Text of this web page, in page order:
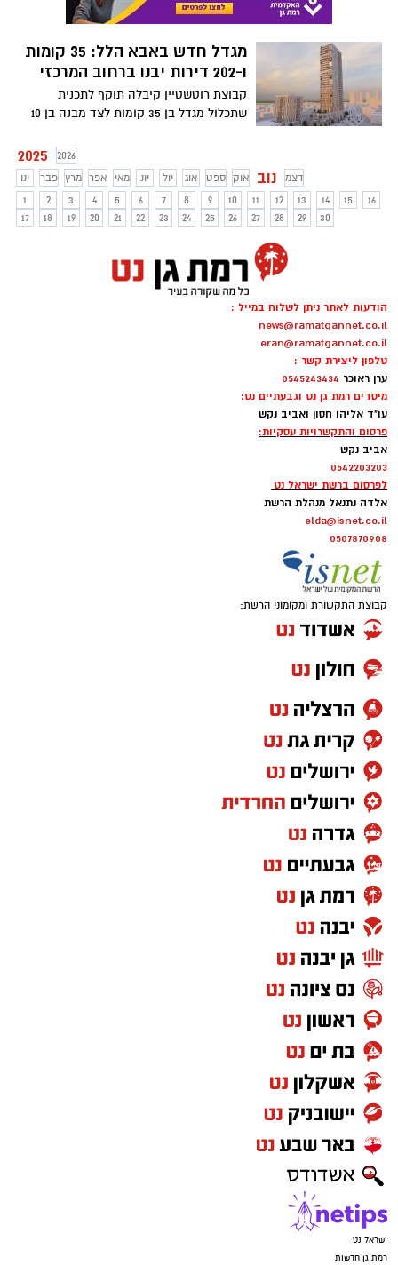
מגדל חדש באבא הלל: 35 קומות
ו-202 דירות יבנו ברחוב המרכזי
קבוצת רוטשטיין קיבלה תוקף לתכנית
שתכלול מגדל בן 35 קומות לצד מבנה בן 10
2025
2026
ינו
פבר מרץ אפר מאי יונ יול אוג ספט אוק נוב
דצמ
1
2 3 4 5 6 7 8 9 10 11 12 13 14 15
16
17
18 19 20 21 22 23 24 25 26 27 28 29 30
הודעות לאתר ניתן לשלוח במייל :
news@ramatgannet.co.il
eran@ramatgannet.co.il
טלפון ליצירת קשר :
ערן ראוכר 0545243434
מיסדים רמת גן נט וגבעתיים נט:
עו"ד אליהו חסון ואביב נקש
פרסום והתקשרויות עסקיות:
אביב נקש
0542203203
לפרסום ברשת ישראל נט
אלדה נתנאל מנהלת הרשת
elda@isnet.co.il
0507870908
קבוצת התקשורת ומקומוני הרשת:
ישראל נט
רמת גן חדשות